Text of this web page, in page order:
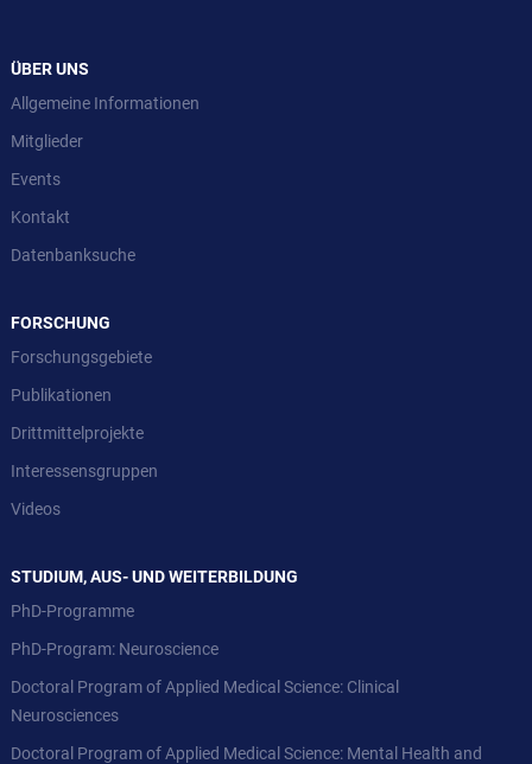
ÜBER UNS
Allgemeine Informationen
Mitglieder
Events
Kontakt
Datenbanksuche
FORSCHUNG
Forschungsgebiete
Publikationen
Drittmittelprojekte
Interessensgruppen
Videos
STUDIUM, AUS- UND WEITERBILDUNG
PhD-Programme
PhD-Program: Neuroscience
Doctoral Program of Applied Medical Science: Clinical
Neurosciences
Doctoral Program of Applied Medical Science: Mental Health and